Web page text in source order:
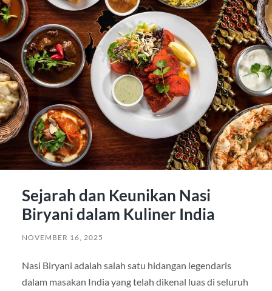
Sejarah dan Keunikan Nasi
Biryani dalam Kuliner India
NOVEMBER 16, 2025
Nasi Biryani adalah salah satu hidangan legendaris
dalam masakan India yang telah dikenal luas di seluruh